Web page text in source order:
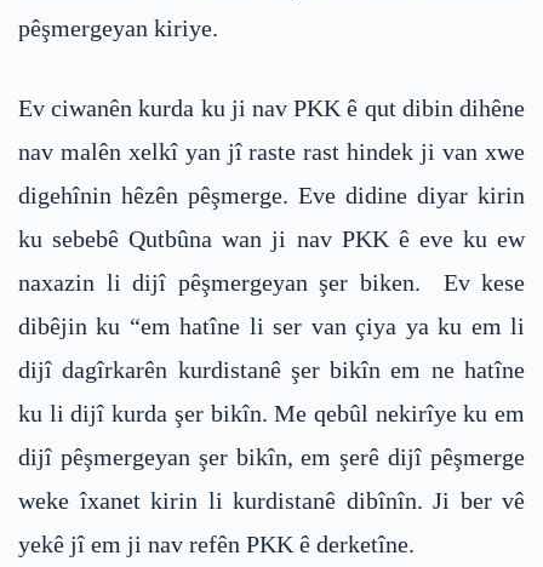
pêşmergeyan kiriye.
Ev ciwanên kurda ku ji nav PKK ê qut dibin dihêne
nav malên xelkî yan jî raste rast hindek ji van xwe
digehînin hêzên pêşmerge. Eve didine diyar kirin
ku sebebê Qutbûna wan ji nav PKK ê eve ku ew
naxazin li dijî pêşmergeyan şer biken. Ev kese
dibêjin ku “em hatîne li ser van çiya ya ku em li
dijî dagîrkarên kurdistanê şer bikîn em ne hatîne
ku li dijî kurda şer bikîn. Me qebûl nekirîye ku em
dijî pêşmergeyan şer bikîn, em şerê dijî pêşmerge
weke îxanet kirin li kurdistanê dibînîn. Ji ber vê
yekê jî em ji nav refên PKK ê derketîne.